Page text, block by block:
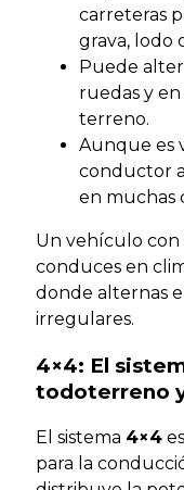
carreteras
grava, lodo
Puede
ruedas y
terreno.
Aunque es
conductor
en muchas
Un vehículo con
conduces en
donde alternas
irregulares.
4×4: El
todoterreno
El sistema 4×4
para la